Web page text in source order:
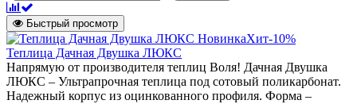
Быстрый просмотр
НовинкаХит-10%
Теплица Дачная Двушка ЛЮКС
Напрямую от производителя теплиц Воля! Дачная Двушка
ЛЮКС – Ультрапрочная теплица под сотовый поликарбонат.
Надежный корпус из оцинкованного профиля. Форма –